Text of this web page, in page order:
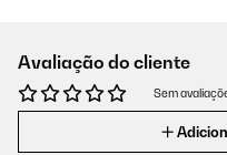
Avaliação do cliente
Sem